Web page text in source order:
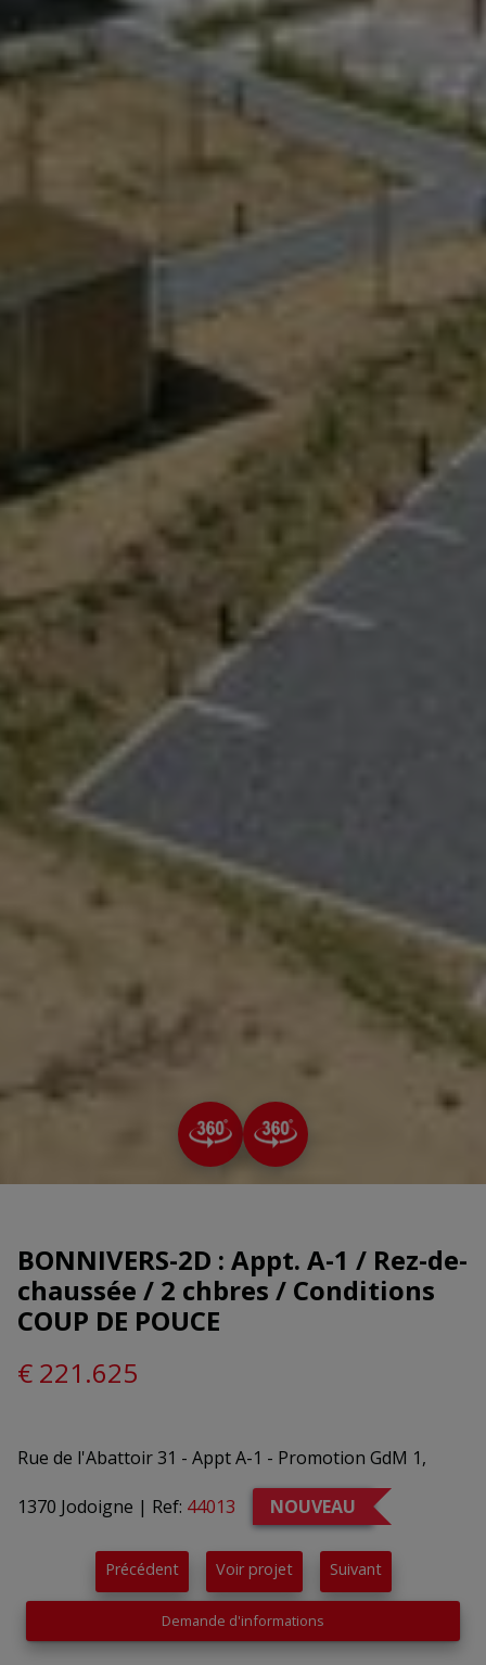
BONNIVERS-2D : Appt. A-1 / Rez-de-
chaussée / 2 chbres / Conditions
COUP DE POUCE
€ 221.625
Rue de l'Abattoir 31 - Appt A-1 - Promotion GdM 1,
1370 Jodoigne | Ref: 44013 NOUVEAU
Précédent Voir projet Suivant
Demande d'informations